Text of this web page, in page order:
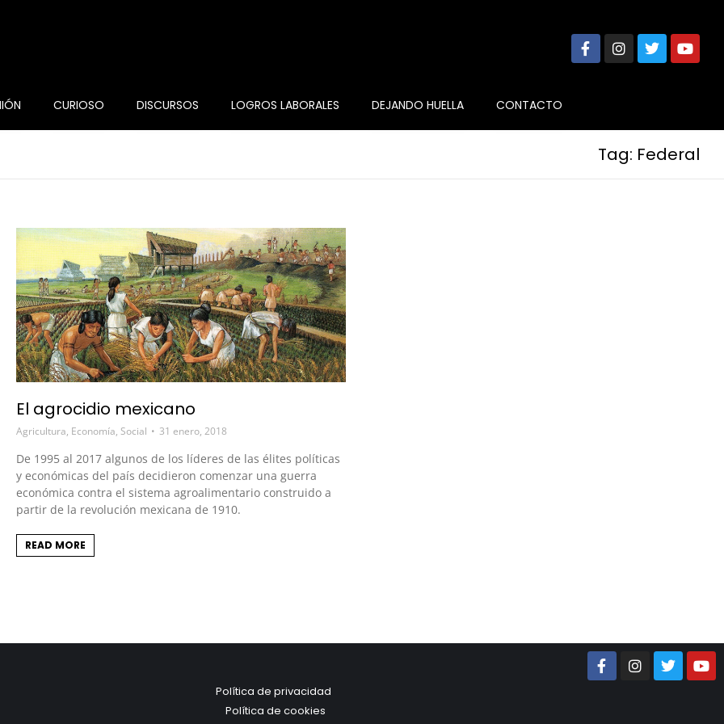
CURIOSO DISCURSOS LOGROS LABORALES DEJANDO HUELLA CONTACTO
Tag: Federal
El agrocidio mexicano
Agricultura, Economía, Social 31 enero, 2018
De 1995 al 2017 algunos de los líderes de las élites políticas
y económicas del país decidieron comenzar una guerra
económica contra el sistema agroalimentario construido a
partir de la revolución mexicana de 1910.
READ MORE
Política de privacidad
Política de cookies